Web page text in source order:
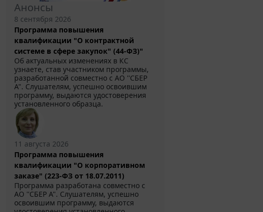
Анонсы
8 сентября 2026
Программа повышения
квалификации "О контрактной
системе в сфере закупок" (44-ФЗ)"
Об актуальных изменениях в КС
узнаете, став участником программы,
разработанной совместно с АО ''СБЕР
А". Слушателям, успешно освоившим
программу, выдаются удостоверения
установленного образца.
11 августа 2026
Программа повышения
квалификации "О корпоративном
заказе" (223-ФЗ от 18.07.2011)
Программа разработана совместно с
АО ''СБЕР А". Слушателям, успешно
освоившим программу, выдаются